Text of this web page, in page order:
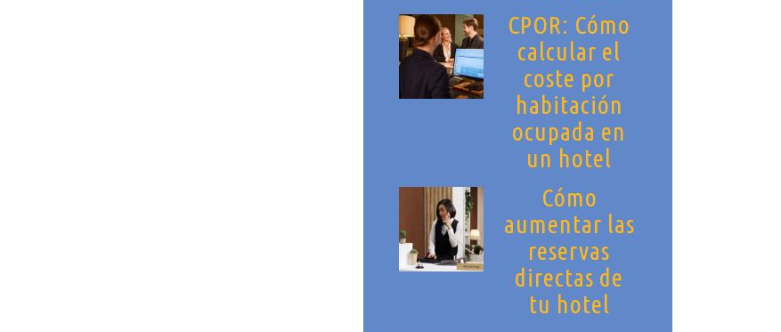
CPOR: Cómo
calcular el
coste por
habitación
ocupada en
un hotel
Cómo
aumentar las
reservas
directas de
tu hotel